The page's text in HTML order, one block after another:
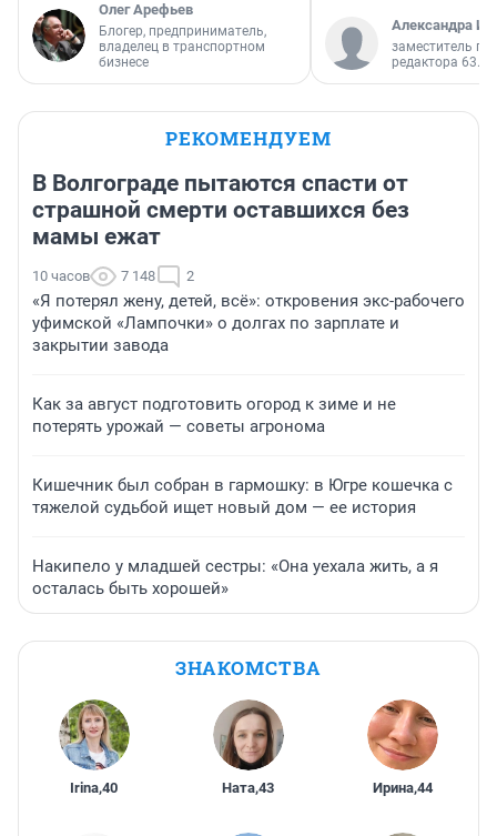
Олег Арефьев
Блогер, предприниматель,
владелец в транспортном
бизнесе
Александра
заместитель
редактора 63.RU
РЕКОМЕНДУЕМ
В Волгограде пытаются спасти от
страшной смерти оставшихся без
мамы ежат
10 часов 7 148 2
«Я потерял жену, детей, всё»: откровения экс-рабочего
уфимской «Лампочки» о долгах по зарплате и
закрытии завода
Как за август подготовить огород к зиме и не
потерять урожай — советы агронома
Кишечник был собран в гармошку: в Югре кошечка с
тяжелой судьбой ищет новый дом — ее история
Накипело у младшей сестры: «Она уехала жить, а я
осталась быть хорошей»
ЗНАКОМСТВА
Irina,40 Ната,43 Ирина,44